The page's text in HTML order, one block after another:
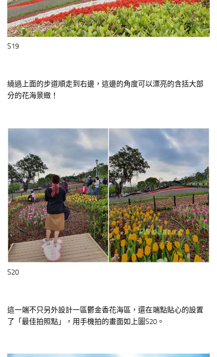
S19
繞過上面的步道順走到右邊，這邊的角度可以漂亮的含括大部
分的花海景緻！
S20
這一端不只另外設計一區鬱金香花海區，還在端點貼心的設置
了「最佳拍照點」，用手機拍的畫面如上圖S20。